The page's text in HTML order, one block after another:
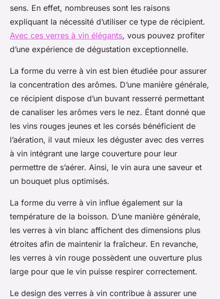
sens. En effet, nombreuses sont les raisons
expliquant la nécessité d’utiliser ce type de récipient.
Avec ces verres à vin élégants, vous pouvez profiter
d’une expérience de dégustation exceptionnelle.
La forme du verre à vin est bien étudiée pour assurer
la concentration des arômes. D’une manière générale,
ce récipient dispose d’un buvant resserré permettant
de canaliser les arômes vers le nez. Étant donné que
les vins rouges jeunes et les corsés bénéficient de
l’aération, il vaut mieux les déguster avec des verres
à vin intégrant une large couverture pour leur
permettre de s’aérer. Ainsi, le vin aura une saveur et
un bouquet plus optimisés.
La forme du verre à vin influe également sur la
température de la boisson. D’une manière générale,
les verres à vin blanc affichent des dimensions plus
étroites afin de maintenir la fraîcheur. En revanche,
les verres à vin rouge possèdent une ouverture plus
large pour que le vin puisse respirer correctement.
Le design des verres à vin contribue à assurer une